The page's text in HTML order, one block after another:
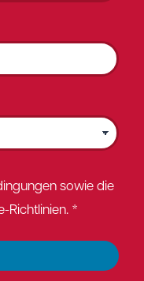
sowie die
Richtlinien. *